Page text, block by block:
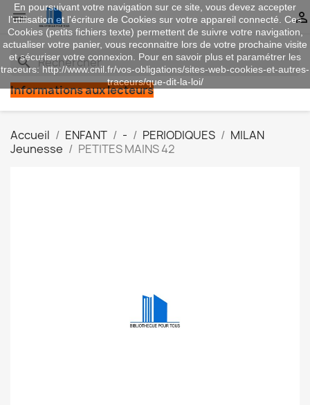
 
search
Informations aux lecteurs
Accueil ENFANT - PERIODIQUES
MILAN
Jeunesse
PETITES MAINS 42
En poursuivant votre navigation sur ce site, vous devez accepter
l’utilisation et l'écriture de Cookies sur votre appareil connecté. Ces
Cookies (petits fichiers texte) permettent de suivre votre navigation,
actualiser votre panier, vous reconnaitre lors de votre prochaine visite
et sécuriser votre connexion. Pour en savoir plus et paramétrer les
traceurs: http://www.cnil.fr/vos-obligations/sites-web-cookies-et-autres-
traceurs/que-dit-la-loi/